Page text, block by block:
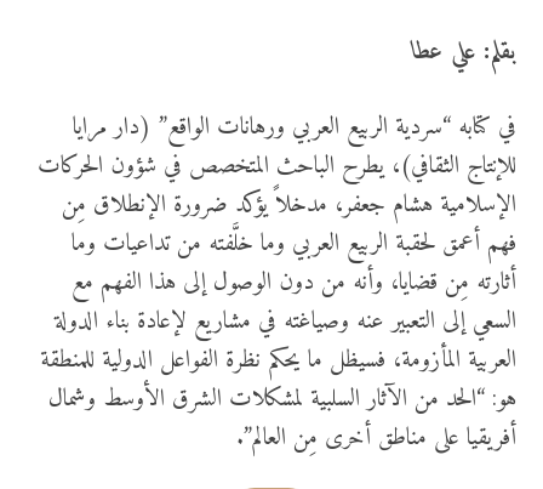
بقلم: علي عطا
في كتابه “سردية الربيع العربي ورهانات الواقع” (دار مرايا
للإنتاج الثقافي)، يطرح الباحث المتخصص في شؤون الحركات
الإسلامية هشام جعفر، مدخلاً يؤكد ضرورة الإنطلاق مِن
فهم أعمق لحقبة الربيع العربي وما خلَّفته من تداعيات وما
أثارته مِن قضايا، وأنه من دون الوصول إلى هذا الفهم مع
السعي إلى التعبير عنه وصياغته في مشاريع لإعادة بناء الدولة
العربية المأزومة، فسيظل ما يحكم نظرة الفواعل الدولية للمنطقة
هو: “الحد من الآثار السلبية لمشكلات الشرق الأوسط وشمال
أفريقيا على مناطق أخرى مِن العالم”.